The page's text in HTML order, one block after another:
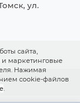
сайта,
и маркетинговые
Нажимая
cookie-файлов
.
ул.